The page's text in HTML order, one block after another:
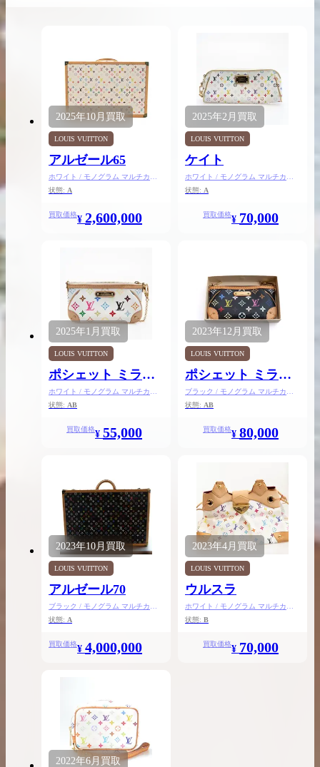
LINE査定
買取実績はこちらから
希少なリザード素材のバーキンの買取価格や
高く売るためのポイントを徹底解説
バーキン相場解説
2025年10月 買取
LOUIS VUITTON
アルゼール65
ホワイト / モノグラム マルチカラ
ー
状態: A
買取価格¥ 2,600,000
2025年2月 買取
LOUIS VUITTON
ケイト
ホワイト / モノグラム マルチカラ
ー
状態: A
買取価格¥ 70,000
2025年1月 買取
LOUIS VUITTON
ポシェット ミラ
MM
ホワイト / モノグラム マルチカラ
ー
状態: AB
買取価格¥ 55,000
2023年12月 買取
LOUIS VUITTON
ポシェット ミラ
MM
ブラック / モノグラム マルチカラ
ー
状態: AB
買取価格¥ 80,000
2023年10月 買取
LOUIS VUITTON
アルゼール70
ブラック / モノグラム マルチカラ
ー
状態: A
買取価格¥ 4,000,000
2023年4月 買取
LOUIS VUITTON
ウルスラ
ホワイト / モノグラム マルチカラ
ー
状態: B
買取価格¥ 70,000
2022年6月買取